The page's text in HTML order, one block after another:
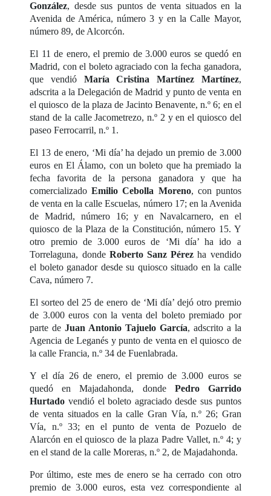
González, desde sus puntos de venta situados en la
Avenida de América, número 3 y en la Calle Mayor,
número 89, de Alcorcón.
El 11 de enero, el premio de 3.000 euros se quedó en
Madrid, con el boleto agraciado con la fecha ganadora,
que vendió María Cristina Martínez Martínez,
adscrita a la Delegación de Madrid y punto de venta en
el quiosco de la plaza de Jacinto Benavente, n.º 6; en el
stand de la calle Jacometrezo, n.º 2 y en el quiosco del
paseo Ferrocarril, n.º 1.
El 13 de enero, ‘Mi día’ ha dejado un premio de 3.000
euros en El Álamo, con un boleto que ha premiado la
fecha favorita de la persona ganadora y que ha
comercializadoEmilio Cebolla Moreno, con puntos
de venta en la calle Escuelas, número 17; en la Avenida
de Madrid, número 16; y en Navalcarnero, en el
quiosco de la Plaza de la Constitución, número 15. Y
otro premio de 3.000 euros de ‘Mi día’ ha ido a
Torrelaguna, donde Roberto Sanz Pérezha vendido
el boleto ganador desde su quiosco situado en la calle
Cava, número 7.
El sorteo del 25 de enero de ‘Mi día’ dejó otro premio
de 3.000 euros con la venta del boleto premiado por
parte deJuan Antonio Tajuelo García, adscrito a la
Agencia de Leganés y punto de venta en el quiosco de
la calle Francia, n.º 34 de Fuenlabrada.
Y el día 26 de enero, el premio de 3.000 euros se
quedó en Majadahonda, donde Pedro Garrido
Hurtado vendió el boleto agraciado desde sus puntos
de venta situados en la calle Gran Vía, n.º 26; Gran
Vía, n.º 33; en el punto de venta de Pozuelo de
Alarcón en el quiosco de la plaza Padre Vallet, n.º 4; y
en el stand de la calle Moreras, n.º 2, de Majadahonda.
Por último, este mes de enero se ha cerrado con otro
premio de 3.000 euros, esta vez correspondiente al